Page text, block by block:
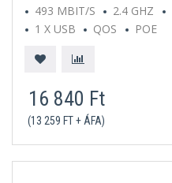
493 MBIT/S
2.4 GHZ
1 X USB
QOS POE
16 840 Ft
(13 259 FT + ÁFA)